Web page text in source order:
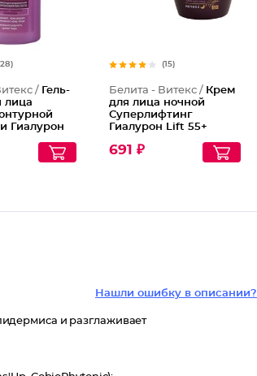
/ Гель-
лица
Гиалурон
(15)
Белита - Витекс / Крем
для лица ночной
Суперлифтинг
Гиалурон Lift 55+
691 ₽
Нашли ошибку в описании?
и разглаживает